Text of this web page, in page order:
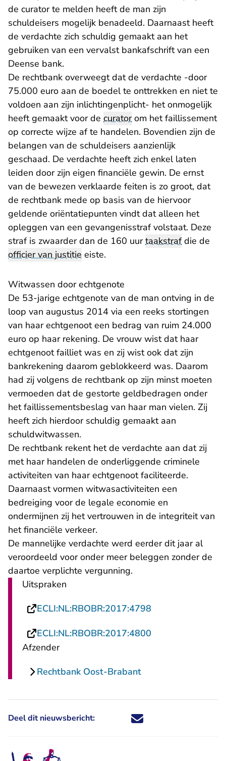
de curator te melden heeft de man zijn
schuldeisers mogelijk benadeeld. Daarnaast heeft
de verdachte zich schuldig gemaakt aan het
gebruiken van een vervalst bankafschrift van een
Deense bank.
De rechtbank overweegt dat de verdachte -door
75.000 euro aan de boedel te onttrekken en niet te
voldoen aan zijn inlichtingenplicht- het onmogelijk
heeft gemaakt voor de curatorom het faillissement
op correcte wijze af te handelen. Bovendien zijn de
belangen van de schuldeisers aanzienlijk
geschaad. De verdachte heeft zich enkel laten
leiden door zijn eigen financiële gewin. De ernst
van de bewezen verklaarde feiten is zo groot, dat
de rechtbank mede op basis van de hiervoor
geldende oriëntatiepunten vindt dat alleen het
opleggen van een gevangenisstraf volstaat. Deze
straf is zwaarder dan de 160 uurtaakstrafdie de
officier van justitie eiste.
Witwassen door echtgenote
De 53-jarige echtgenote van de man ontving in de
loop van augustus 2014 via een reeks stortingen
van haar echtgenoot een bedrag van ruim 24.000
euro op haar rekening. De vrouw wist dat haar
echtgenoot failliet was en zij wist ook dat zijn
bankrekening daarom geblokkeerd was. Daarom
had zij volgens de rechtbank op zijn minst moeten
vermoeden dat de gestorte geldbedragen onder
het faillissementsbeslag van haar man vielen. Zij
heeft zich hierdoor schuldig gemaakt aan
schuldwitwassen.
De rechtbank rekent het de verdachte aan dat zij
met haar handelen de onderliggende criminele
activiteiten van haar echtgenoot faciliteerde.
Daarnaast vormen witwasactiviteiten een
bedreiging voor de legale economie en
ondermijnen zij het vertrouwen in de integriteit van
het financiële verkeer.
De mannelijke verdachte werd eerder dit jaaral
veroordeeld voor onder meer beleggen zonder de
daartoe verplichte vergunning.
Uitspraken
ECLI:NL:RBOBR:2017:4798
ECLI:NL:RBOBR:2017:4800
Afzender
Rechtbank Oost-Brabant
Deel dit nieuwsbericht: Deel dit nieuwsbericht via X -
Deel dit nieuwsbericht via
Deel dit nieuwsbericht
Deel dit